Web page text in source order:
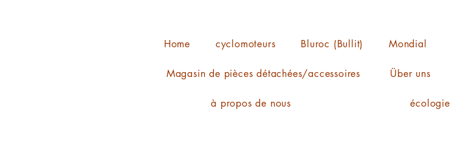
Home cyclomoteurs Bluroc (Bullit) Mondial
Magasin de pièces détachées/accessoires Über uns
à propos de nous écologie